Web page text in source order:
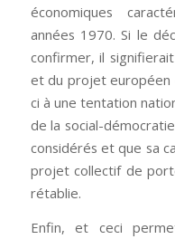
économiques
années 1970. Si le
confirmer, il
et du projet européen
ci à une tentation
de la social-
considérés et que sa
projet collectif de
rétablie.
Enfin, et ceci